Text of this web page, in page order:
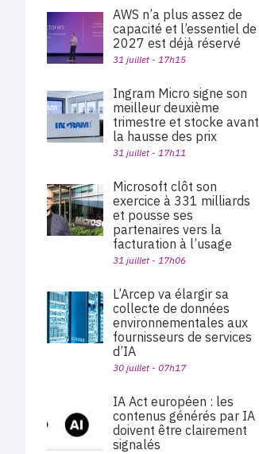
AWS n’a plus assez de
capacité et l’essentiel de
2027 est déjà réservé
31 juillet - 17h15
Ingram Micro signe son
meilleur deuxième
trimestre et stocke avant
la hausse des prix
31 juillet - 17h11
Microsoft clôt son
exercice à 331 milliards
et pousse ses
partenaires vers la
facturation à l’usage
31 juillet - 17h06
L’Arcep va élargir sa
collecte de données
environnementales aux
fournisseurs de services
d’IA
30 juillet - 07h17
IA Act européen : les
contenus générés par IA
doivent être clairement
signalés